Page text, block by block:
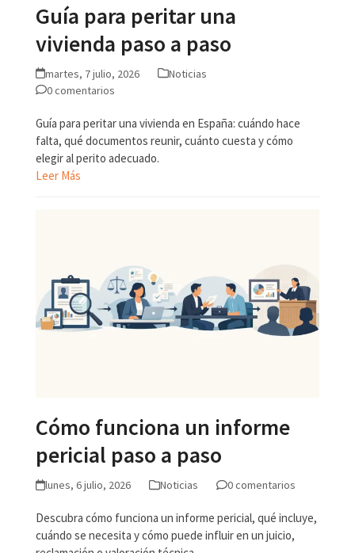
Guía para peritar una
vivienda paso a paso
martes, 7 julio, 2026
Noticias
0 comentarios
Guía para peritar una vivienda en España: cuándo hace
falta, qué documentos reunir, cuánto cuesta y cómo
elegir al perito adecuado.
Leer Más
Cómo funciona un informe
pericial paso a paso
lunes, 6 julio, 2026 Noticias 0 comentarios
Descubra cómo funciona un informe pericial, qué incluye,
cuándo se necesita y cómo puede influir en un juicio,